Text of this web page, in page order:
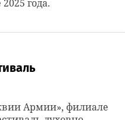
года.
Армии», филиале